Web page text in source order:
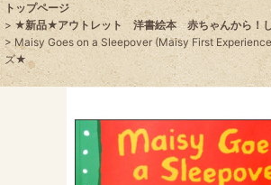
トップページ
> ★新品★アウトレット 洋書絵本 赤ちゃんから！し
> Maisy Goes on a Sleepover (Maisy First
ズ★